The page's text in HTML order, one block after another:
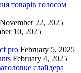
товарів голосом
November 22, 2025
10, 2025
pro February 5, 2025
February 4, 2025
слайдера